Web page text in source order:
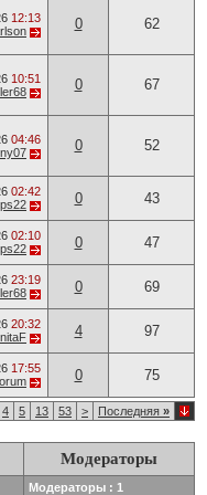
12:13
0 62
10:51
0 67
04:46
0 52
02:42
0 43
02:10
0 47
23:19
0 69
20:32
4 97
17:55
0 75
4 5 13 53 > Последняя »
Модераторы
Модераторы : 1